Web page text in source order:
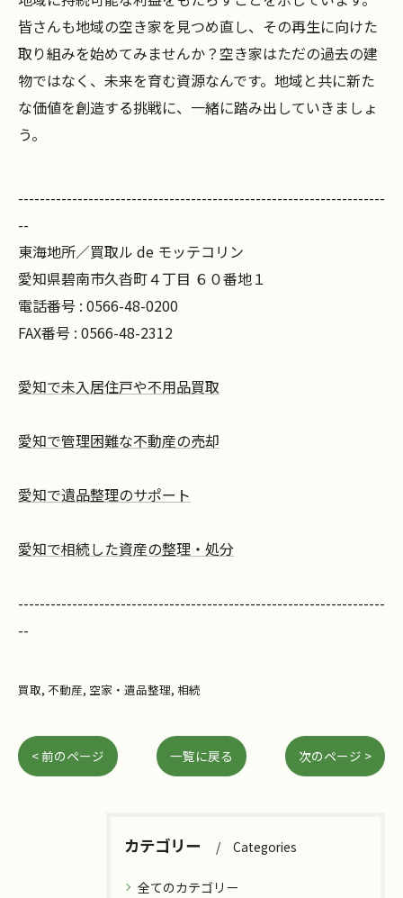
皆さんも地域の空き家を見つめ直し、その再生に向けた
取り組みを始めてみませんか？空き家はただの過去の建
物ではなく、未来を育む資源なんです。地域と共に新た
な価値を創造する挑戦に、一緒に踏み出していきましょ
う。
--------------------------------------------------------------------
--
東海地所／買取ル de モッテコリン
愛知県碧南市久沓町４丁目 ６０番地１
電話番号 : 0566-48-0200
FAX番号 : 0566-48-2312
愛知で未入居住戸や不用品買取
愛知で管理困難な不動産の売却
愛知で遺品整理のサポート
愛知で相続した資産の整理・処分
--------------------------------------------------------------------
--
買取 不動産 空家・遺品整理 相続
< 前のページ 一覧に戻る 次のページ >
カテゴリー Categories
全てのカテゴリー